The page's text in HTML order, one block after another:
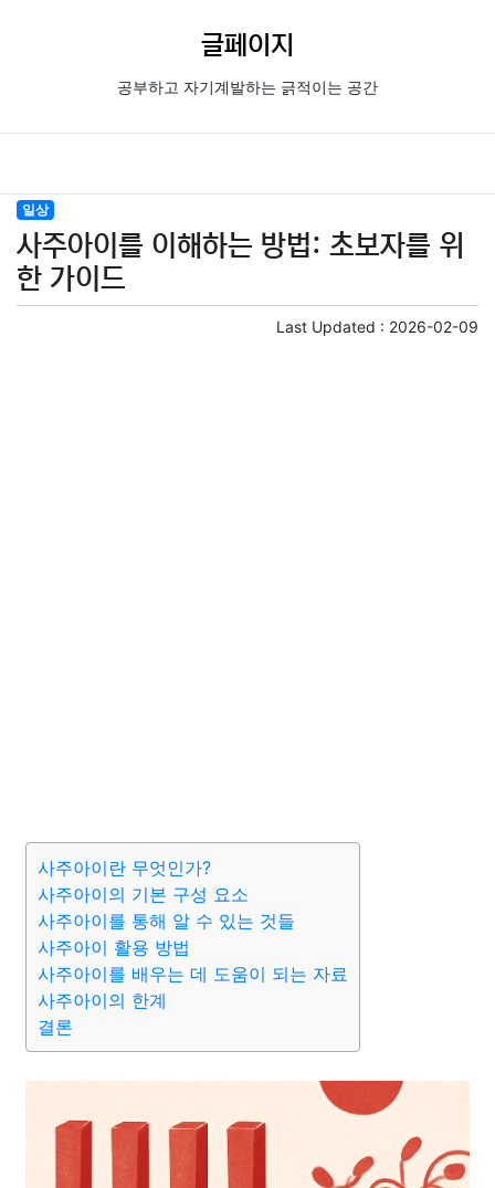
글페이지
공부하고 자기계발하는 긁적이는 공간
일상
사주아이를 이해하는 방법: 초보자를 위
한 가이드
Last Updated : 2026-02-09
사주아이란 무엇인가?
사주아이의 기본 구성 요소
사주아이를 통해 알 수 있는 것들
사주아이 활용 방법
사주아이를 배우는 데 도움이 되는 자료
사주아이의 한계
결론